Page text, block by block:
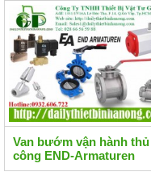
Van bướm vận hành thủ
công END-Armaturen